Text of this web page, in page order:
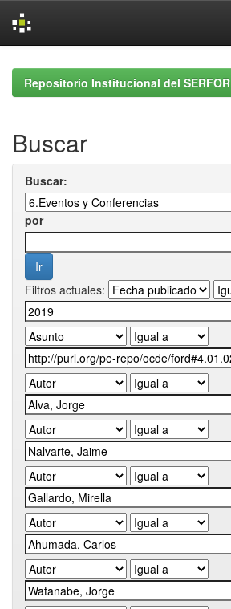
navigationRepositorio Institucional del SERFOR
Buscar
Buscar:
por
Filtros actuales: